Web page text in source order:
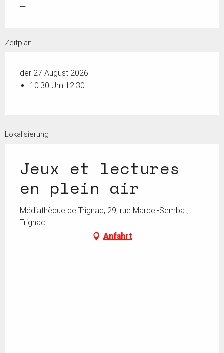
—
Zeitplan
der 27 August 2026
10:30 Um 12:30
Lokalisierung
Jeux et lectures
en plein air
Médiathèque de Trignac, 29, rue Marcel-Sembat,
Trignac
Anfahrt